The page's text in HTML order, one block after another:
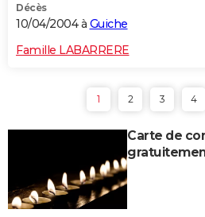
Décès
10/04/2004 à Guiche
Famille LABARRERE
1 2 3 4
Carte de